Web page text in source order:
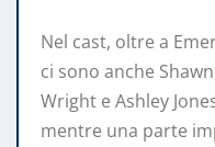
Nel cast, oltre a
ci sono anche
Wright e Ashley
mentre una parte